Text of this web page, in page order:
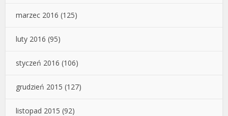
marzec 2016 (125)
luty 2016 (95)
styczeń 2016 (106)
grudzień 2015 (127)
listopad 2015 (92)